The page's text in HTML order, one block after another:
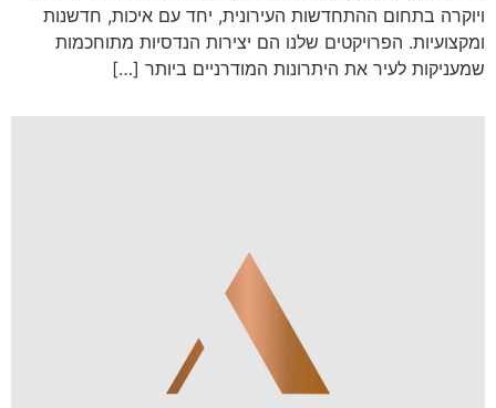
ויוקרה בתחום ההתחדשות העירונית, יחד עם איכות, חדשנות
ומקצועיות. הפרויקטים שלנו הם יצירות הנדסיות מתוחכמות
שמעניקות לעיר את היתרונות המודרניים ביותר […]